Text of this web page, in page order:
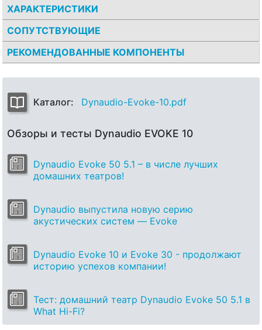
ХАРАКТЕРИСТИКИ
СОПУТСТВУЮЩИЕ
РЕКОМЕНДОВАННЫЕ КОМПОНЕНТЫ
Каталог: Dynaudio-Evoke-10.pdf
Обзоры и тесты Dynaudio EVOKE 10
Dynaudio Evoke 50 5.1 – в числе лучших
домашних театров!
Dynaudio выпустила новую серию
акустических систем — Evoke
Dynaudio Evoke 10 и Evoke 30 - продолжают
историю успехов компании!
Тест: домашний театр Dynaudio Evoke 50 5.1 в
What Hi-Fi?